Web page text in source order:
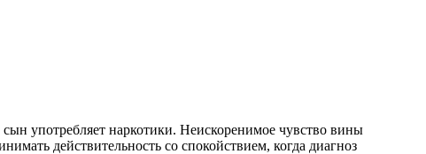
употребляет наркотики. Неискоренимое чувство вины
действительность со спокойствием, когда диагноз